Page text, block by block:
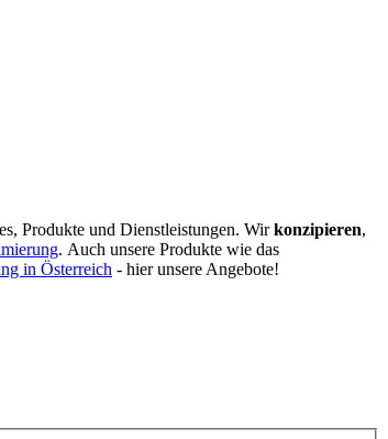
Produkte und Dienstleistungen. Wirkonzipieren,
. Auch unsere Produkte wie das
in Österreich - hier unsere Angebote!